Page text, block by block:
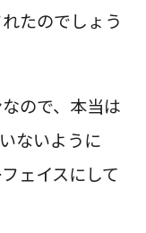
たのでしょう
ので、本当は
ないように
ェイスにして